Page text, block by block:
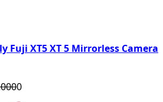
Fuji XT5 XT 5 Mirrorless Camera
0